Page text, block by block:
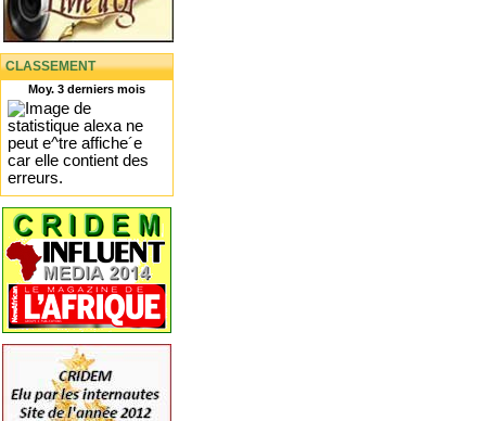
CLASSEMENT
Moy. 3 derniers mois